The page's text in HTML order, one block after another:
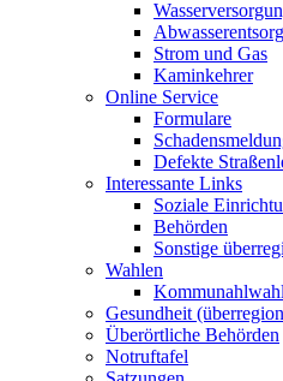
Strom und Gas
Kaminkehrer
Online Service
Formulare
Defekte
Interessante Links
Soziale
Behörden
Sonstige
Wahlen
Gesundheit
Überörtliche Behörden
Notruftafel